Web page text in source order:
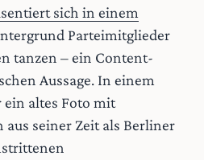
sich in einem
Parteimitglieder
tanzen – ein Content-
Aussage. In einem
ein altes Foto mit
aus seiner Zeit als Berliner